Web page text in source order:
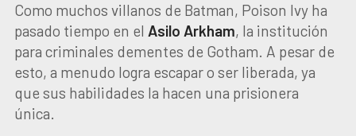
Como muchos villanos de Batman, Poison Ivy ha
pasado tiempo en el Asilo Arkham, la institución
para criminales dementes de Gotham. A pesar de
esto, a menudo logra escapar o ser liberada, ya
que sus habilidades la hacen una prisionera
única.